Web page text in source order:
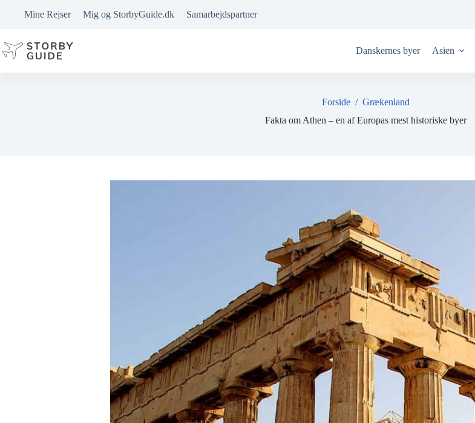
Mine Rejser Mig og StorbyGuide.dk Samarbejdspartner
Danskernes byer Asien
Forside /Grækenland
Fakta om Athen – en af Europas mest historiske byer